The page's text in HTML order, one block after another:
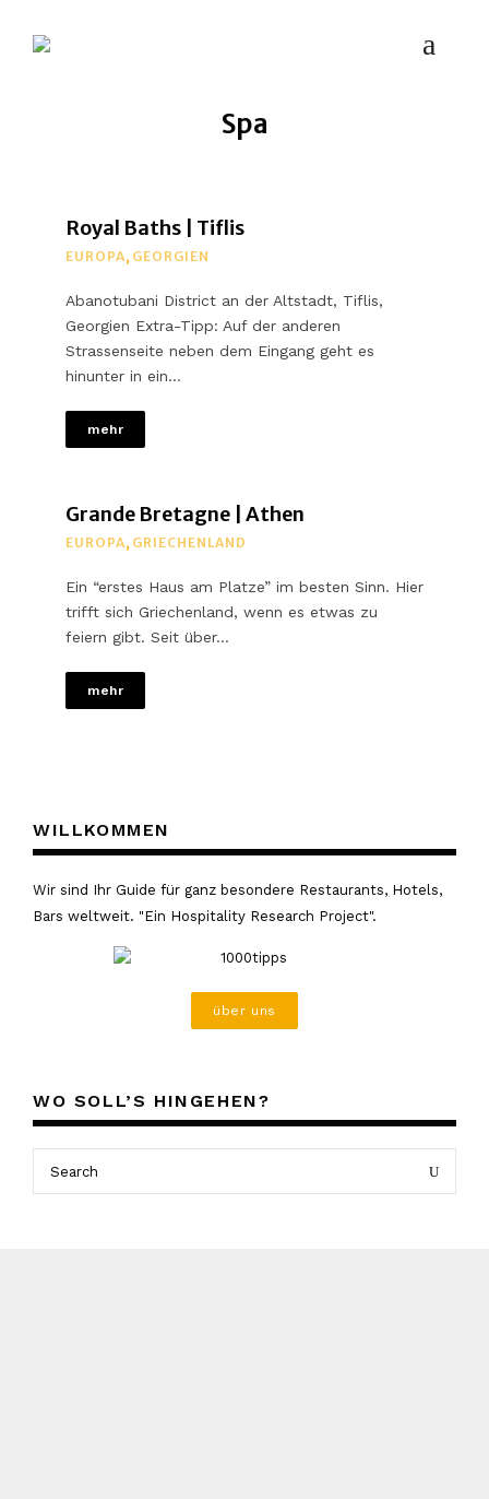
Spa
Royal Baths | Tiflis
EUROPA, GEORGIEN
Abanotubani District an der Altstadt, Tiflis,
Georgien Extra-Tipp: Auf der anderen
Strassenseite neben dem Eingang geht es
hinunter in ein…
mehr
Grande Bretagne | Athen
EUROPA, GRIECHENLAND
Ein “erstes Haus am Platze” im besten Sinn. Hier
trifft sich Griechenland, wenn es etwas zu
feiern gibt. Seit über…
mehr
WILLKOMMEN
Wir sind Ihr Guide für ganz besondere Restaurants, Hotels,
Bars weltweit. "Ein Hospitality Research Project".
über uns
WO SOLL’S HINGEHEN?
Search